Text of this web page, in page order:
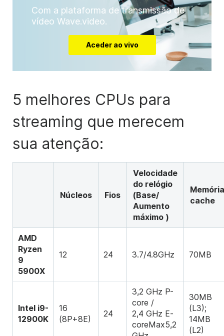
Com a plataforma de transmissão de
vídeo Wave.video.
Aceder ao vivo
5 melhores CPUs para
streaming que merecem
sua atenção:
Núcleos Fios
Velocidade
do relógio
(Base/
Aumento
máximo )
Memória
cache
AMD
Ryzen
9
5900X
12 24 3.7/4.8GHz 70MB
Intel i9-
12900K
16
(8P+8E)
24
3,2 GHz P-
core /
2,4 GHz E-
coreMax5,2
30MB
(L3);
14MB
(L2)